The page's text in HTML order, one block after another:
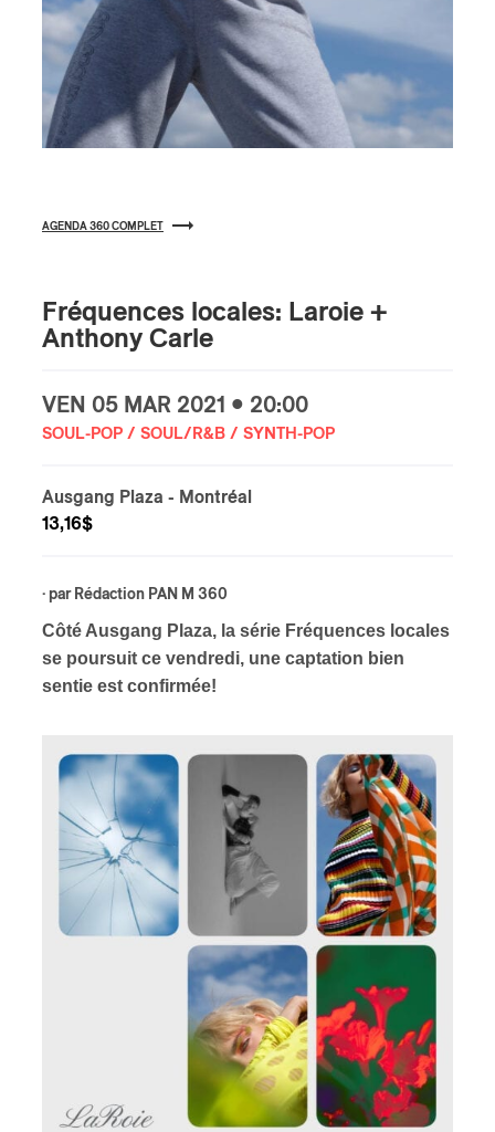
AGENDA 360 COMPLET
Fréquences locales: Laroie +
Anthony Carle
VEN 05 MAR 2021 • 20:00
SOUL-POP / SOUL/R&B / SYNTH-POP
Ausgang Plaza - Montréal
13,16$
· par Rédaction PAN M 360
Côté Ausgang Plaza, la série Fréquences locales
se poursuit ce vendredi, une captation bien
sentie est confirmée!